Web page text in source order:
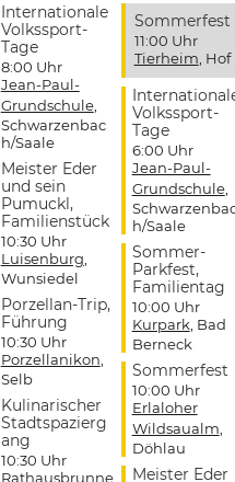
Internationale
Volkssport-
Tage
8:00 Uhr
Jean-Paul-
Grundschule,
Schwarzenbac
h/Saale
Meister Eder
und sein
Pumuckl,
Familienstück
10:30 Uhr
Luisenburg
Wunsiedel
Porzellan-Trip,
Führung
10:30 Uhr
Porzellanikon
Selb
Kulinarischer
Stadtspazierg
ang
10:30 Uhr
Rathausbrunne
Sommerfest
11:00 Uhr
Tierheim , Hof
Volkssport-
Tage
6:00 Uhr
Jean-Paul-
Grundschule,
h/Saale
Sommer-
Parkfest,
Familientag
10:00 Uhr
Kurpark , Bad
Berneck
Sommerfest
10:00 Uhr
Erlaloher
Wildsaualm
Döhlau
Meister Eder